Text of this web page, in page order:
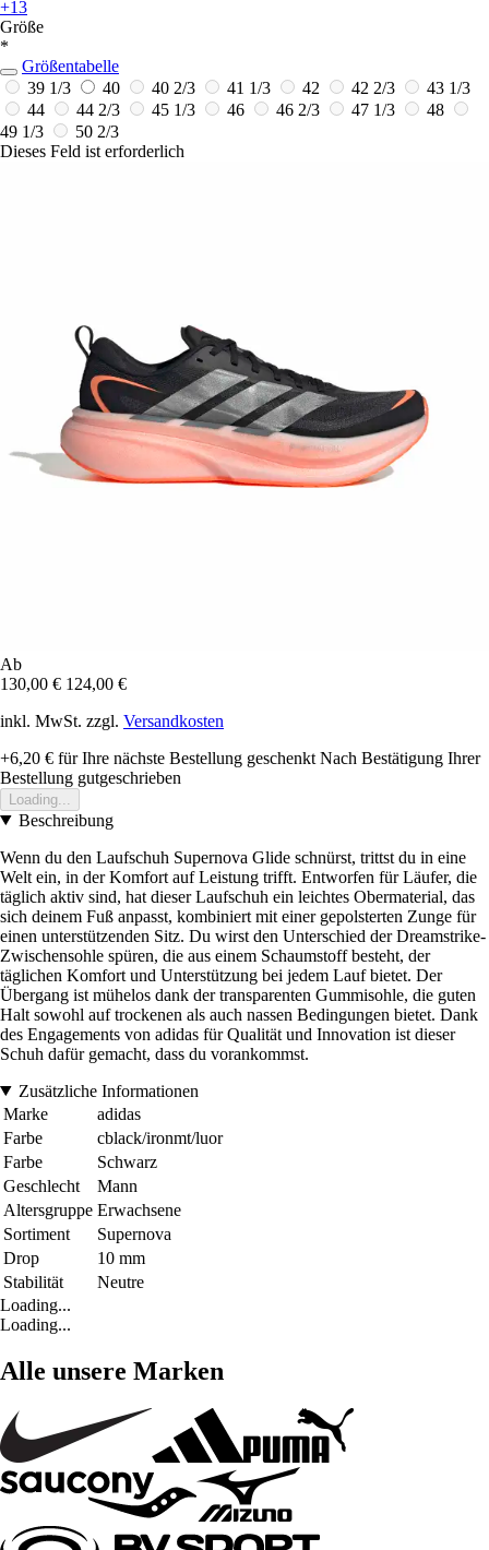
+13
Größe
*
Größentabelle
39 1/3
40 40 2/3 41 1/3 42 42 2/3
43 1/3
44
44 2/3 45 1/3 46 46 2/3 47 1/3
48
49 1/3
50 2/3
Dieses Feld ist erforderlich
Ab
130,00 € 124,00 €
inkl. MwSt. zzgl. Versandkosten
+6,20 € für Ihre nächste Bestellung geschenkt Nach Bestätigung Ihrer
Bestellung gutgeschrieben
Loading...
Beschreibung
Wenn du den Laufschuh Supernova Glide schnürst, trittst du in eine
Welt ein, in der Komfort auf Leistung trifft. Entworfen für Läufer, die
täglich aktiv sind, hat dieser Laufschuh ein leichtes Obermaterial, das
sich deinem Fuß anpasst, kombiniert mit einer gepolsterten Zunge für
einen unterstützenden Sitz. Du wirst den Unterschied der Dreamstrike-
Zwischensohle spüren, die aus einem Schaumstoff besteht, der
täglichen Komfort und Unterstützung bei jedem Lauf bietet. Der
Übergang ist mühelos dank der transparenten Gummisohle, die guten
Halt sowohl auf trockenen als auch nassen Bedingungen bietet. Dank
des Engagements von adidas für Qualität und Innovation ist dieser
Schuh dafür gemacht, dass du vorankommst.
Zusätzliche Informationen
Marke
adidas
Farbe
cblack/ironmt/luor
Farbe
Schwarz
Geschlecht
Mann
Altersgruppe Erwachsene
Sortiment
Supernova
Drop
10 mm
Stabilität
Neutre
Loading...
Loading...
Alle unsere Marken